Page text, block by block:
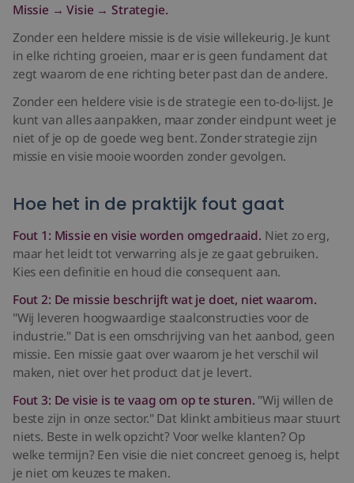
Missie → Visie → Strategie.
Zonder een heldere missie is de visie willekeurig. Je kunt
in elke richting groeien, maar er is geen fundament dat
zegt waarom de ene richting beter past dan de andere.
Zonder een heldere visie is de strategie een to-do-lijst. Je
kunt van alles aanpakken, maar zonder eindpunt weet je
niet of je op de goede weg bent. Zonder strategie zijn
missie en visie mooie woorden zonder gevolgen.
Hoe het in de praktijk fout gaat
Fout 1: Missie en visie worden omgedraaid. Niet zo erg,
maar het leidt tot verwarring als je ze gaat gebruiken.
Kies een definitie en houd die consequent aan.
Fout 2: De missie beschrijft wat je doet, niet waarom.
"Wij leveren hoogwaardige staalconstructies voor de
industrie." Dat is een omschrijving van het aanbod, geen
missie. Een missie gaat over waarom je het verschil wil
maken, niet over het product dat je levert.
Fout 3: De visie is te vaag om op te sturen. "Wij willen de
beste zijn in onze sector." Dat klinkt ambitieus maar stuurt
niets. Beste in welk opzicht? Voor welke klanten? Op
welke termijn? Een visie die niet concreet genoeg is, helpt
je niet om keuzes te maken.